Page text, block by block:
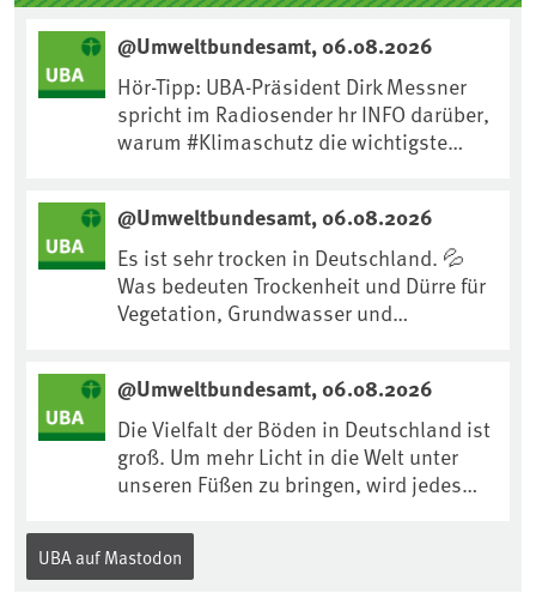
@Umweltbundesamt, 06.08.2026
Hör-Tipp: UBA-Präsident Dirk Messner
spricht im Radiosender hr INFO darüber,
warum #Klimaschutz die wichtigste
https://www.ardsounds.de/episode/urn
:ard:episode:0e7cf1c4b819c26d/
@Umweltbundesamt, 06.08.2026
Es ist sehr trocken in Deutschland. 💦
Was bedeuten Trockenheit und Dürre für
Vegetation, Grundwasser und
anpassen?🤔Antworten auf diese und
weitere Fragen auf unserer Webseite:
www.uba.de/trockenheit #Trockenheit
#Klimawandel
@Umweltbundesamt, 06.08.2026
Die Vielfalt der Böden in Deutschland ist
groß. Um mehr Licht in die Welt unter
unseren Füßen zu bringen, wird jedes
Internationalen Tag des Bodens, der
„Boden des Jahres“ vorgestellt. Das UBA
UBA auf Mastodon